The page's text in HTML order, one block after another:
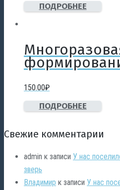
ПОДРОБНЕЕ
150.00₽
ПОДРОБНЕЕ
Свежие комментарии
admin к записи У нас
зверь
Владимир к записи У нас